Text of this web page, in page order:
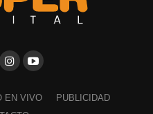
algunos
explicaciones a los
EN VIVO
PUBLICIDAD